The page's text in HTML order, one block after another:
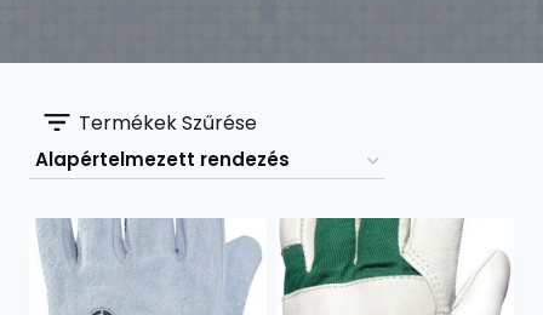
Termékek Szűrése